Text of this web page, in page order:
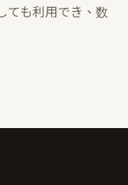
ても利用でき、数